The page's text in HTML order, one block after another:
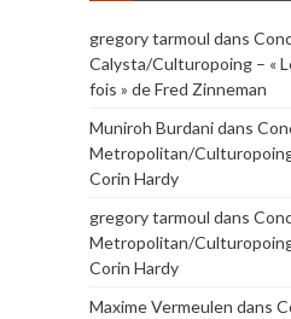
gregory tarmoul dans
Calysta/Culturopoing – «
fois » de Fred Zinneman
Muniroh Burdanidans
Metropolitan/
Corin Hardy
gregory tarmoul dans
Metropolitan/
Corin Hardy
Maxime Vermeulen dans